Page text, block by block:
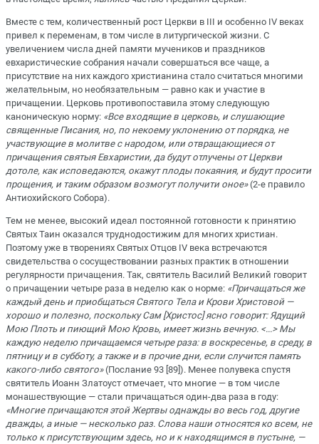
Вместе с тем, количественный рост Церкви в III и особенно IV веках
привел к переменам, в том числе в литургической жизни. С
увеличением числа дней памяти мучеников и праздников
евхаристические собрания начали совершаться все чаще, а
присутствие на них каждого христианина стало считаться многими
желательным, но необязательным — равно как и участие в
причащении. Церковь противопоставила этому следующую
каноническую норму: «Все входящие в церковь, и слушающие
священные Писания, но, по некоему уклонению от порядка, не
участвующие в молитве с народом, или отвращающиеся от
причащения святыя Евхаристии, да будут отлучены от Церкви
дотоле, как исповедаются, окажут плоды покаяния, и будут просити
прощения, и таким образом возмогут получити оное»(2-е правило
Антиохийского Собора).
Тем не менее, высокий идеал постоянной готовности к принятию
Святых Таин оказался труднодостижим для многих христиан.
Поэтому уже в творениях Святых Отцов IV века встречаются
свидетельства о сосуществовании разных практик в отношении
регулярности причащения. Так, святитель Василий Великий говорит
о причащении четыре раза в неделю как о норме: «Причащаться же
каждый день и приобщаться Святого Тела и Крови Христовой —
хорошо и полезно, поскольку Сам [Христос] ясно говорит: Ядущий
Мою Плоть и пиющий Мою Кровь, имеет жизнь вечную. <...> Мы
каждую неделю причащаемся четыре раза: в воскресенье, в среду, в
пятницу и в субботу, а также и в прочие дни, если случится память
какого-либо святого»(Послание 93 [89]). Менее полувека спустя
святитель Иоанн Златоуст отмечает, что многие — в том числе
монашествующие — стали причащаться один-два раза в году:
«Многие причащаются этой Жертвы однажды во весь год, другие
дважды, а иные — несколько раз. Слова наши относятся ко всем, не
только к присутствующим здесь, но и к находящимся в пустыне, —